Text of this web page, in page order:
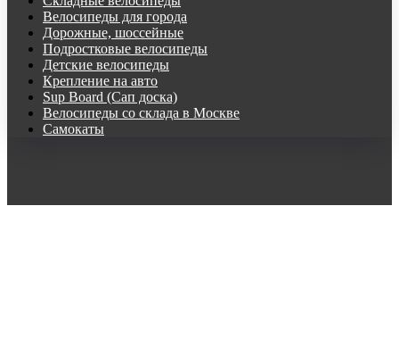
Велосипеды для города
Дорожные, шоссейные
Подростковые велосипеды
Детские велосипеды
Крепление на авто
Sup Board (Сап доска)
Велосипеды со склада в Москве
Самокаты